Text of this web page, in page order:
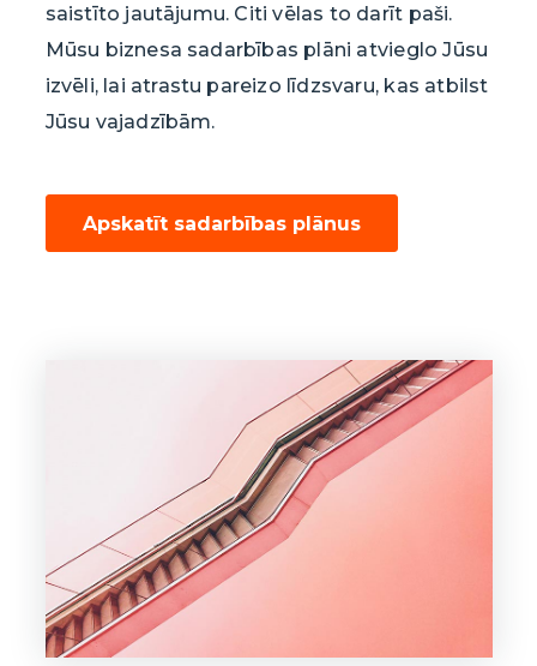
saistīto jautājumu. Citi vēlas to darīt paši.
Mūsu biznesa sadarbības plāni atvieglo Jūsu
izvēli, lai atrastu pareizo līdzsvaru, kas atbilst
Jūsu vajadzībām.
Apskatīt sadarbības plānus